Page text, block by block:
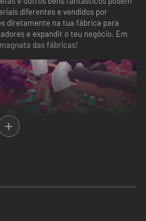
diferentes e vendidos por
diretamente na tua fábrica para
e expandir o teu negócio. Em
das fábricas!
fábrica, gere os teus trabalhadores,
de produção eficientes – tudo dentro
dos teus clientes!